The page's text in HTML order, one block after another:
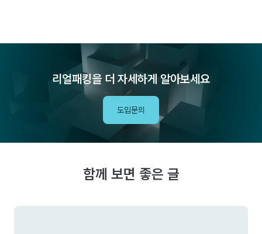
리얼패킹을 더 자세하게 알아보세요
도입문의
함께 보면 좋은 글